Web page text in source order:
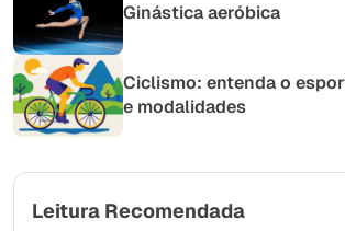
Ginástica aeróbica
Ciclismo: entenda o
e modalidades
Leitura Recomendada